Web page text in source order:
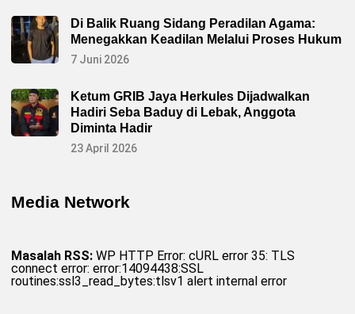
Di Balik Ruang Sidang Peradilan Agama:
Menegakkan Keadilan Melalui Proses Hukum
7 Juni 2026
Ketum GRIB Jaya Herkules Dijadwalkan
Hadiri Seba Baduy di Lebak, Anggota
Diminta Hadir
23 April 2026
Media Network
Masalah RSS: WP HTTP Error: cURL error 35: TLS
connect error: error:14094438:SSL
routines:ssl3_read_bytes:tlsv1 alert internal error